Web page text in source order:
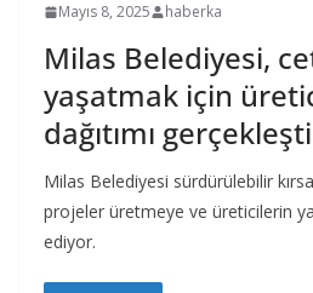
Mayıs 8, 2025 haberka
Milas Belediyesi,
yaşatmak için
dağıtımı
Milas Belediyesi sürdürülebilir
projeler üretmeye ve üreticilerin
ediyor.